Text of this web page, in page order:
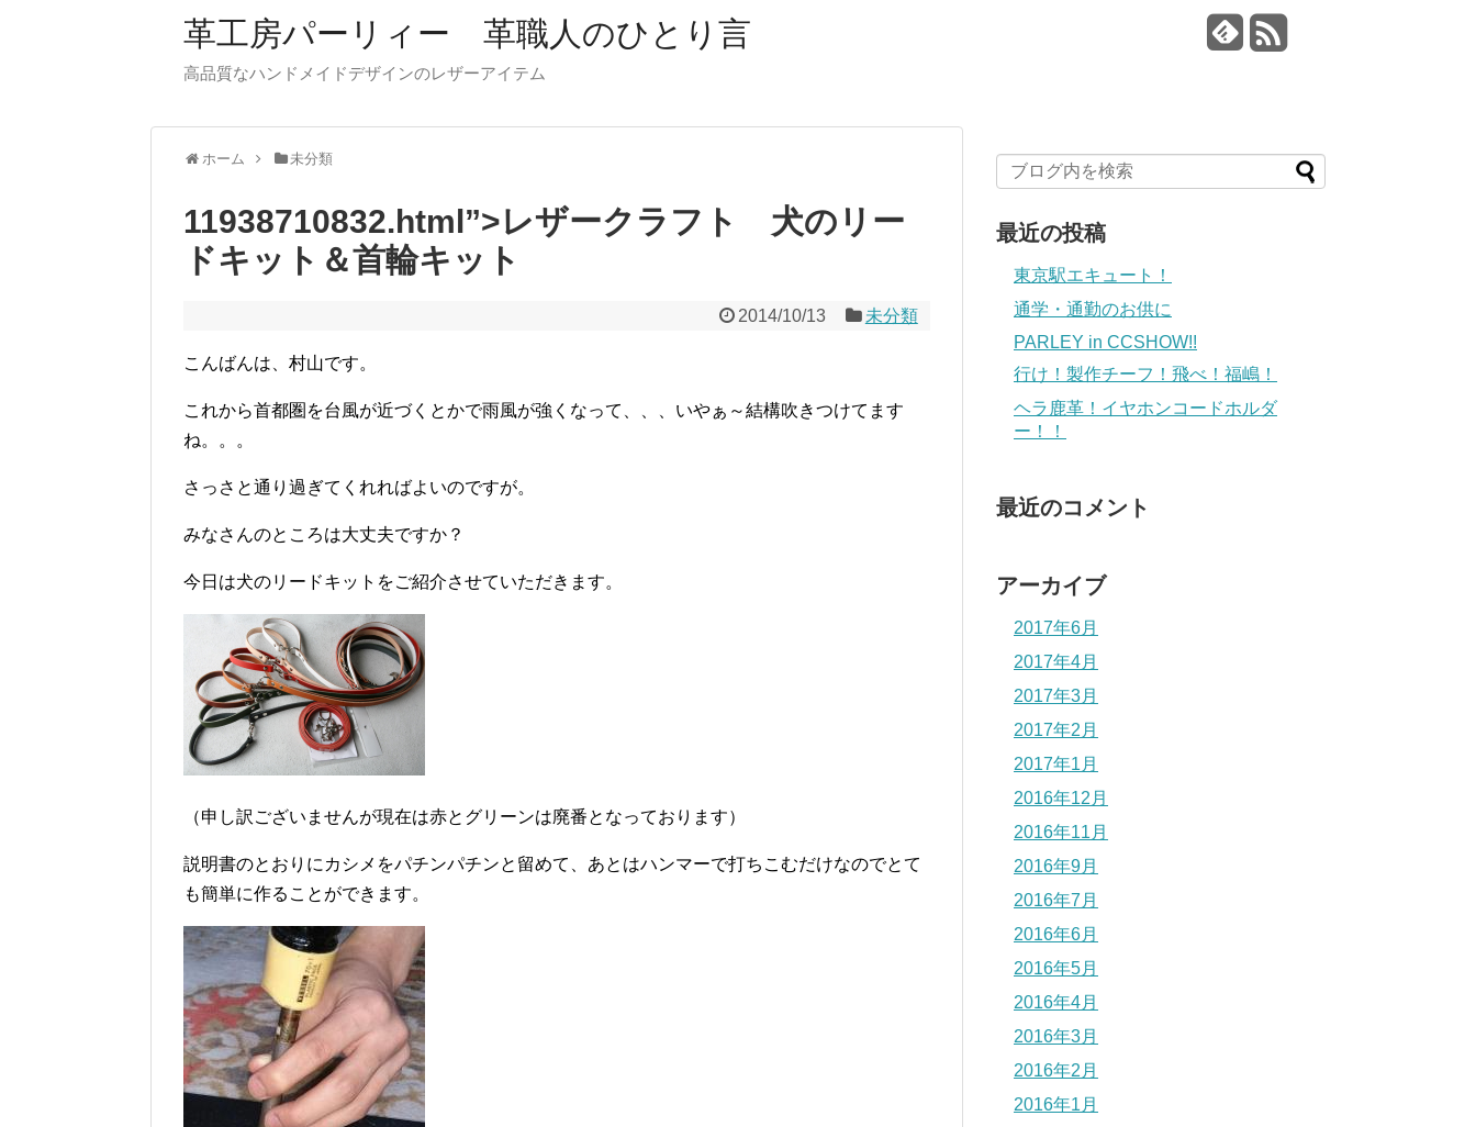
革工房パーリィー 革職人のひとり言
高品質なハンドメイドデザインのレザーアイテム
ホーム 未分類
11938710832.html”>レザークラフト 犬のリー
ドキット＆首輪キット
2014/10/13 未分類
こんばんは、村山です。
これから首都圏を台風が近づくとかで雨風が強くなって、、、いやぁ～結構吹きつけてます
ね。。。
さっさと通り過ぎてくれればよいのですが。
みなさんのところは大丈夫ですか？
今日は犬のリードキットをご紹介させていただきます。
（申し訳ございませんが現在は赤とグリーンは廃番となっております）
説明書のとおりにカシメをパチンパチンと留めて、あとはハンマーで打ちこむだけなのでとて
も簡単に作ることができます。
最近の投稿
東京駅エキュート！
通学・通勤のお供に
PARLEY in CCSHOW!!
行け！製作チーフ！飛べ！福嶋！
ヘラ鹿革！イヤホンコードホルダ
ー！！
最近のコメント
アーカイブ
2017年6月
2017年4月
2017年3月
2017年2月
2017年1月
2016年12月
2016年11月
2016年9月
2016年7月
2016年6月
2016年5月
2016年4月
2016年3月
2016年2月
2016年1月